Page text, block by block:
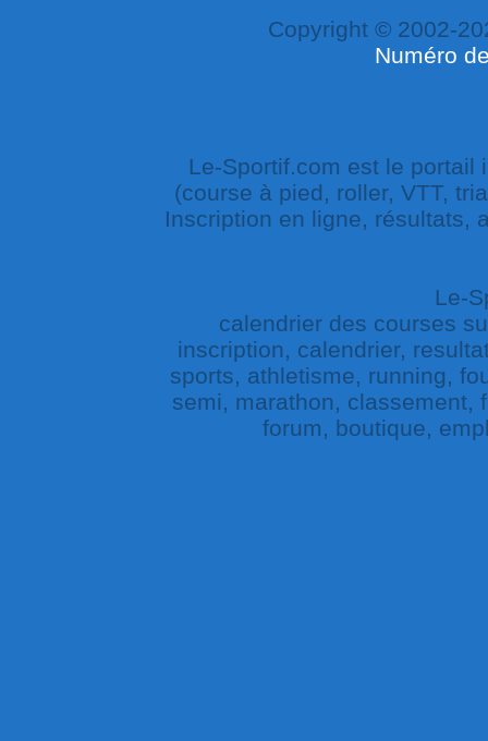
Copyright © 2002-
Numéro
Le-Sportif.com est le portail
(course à pied, roller, VTT,
Inscription en ligne, résultats,
Le-
calendrier des courses
inscription, calendrier,
sports, athletisme, running,
semi, marathon, classement,
forum, boutique,